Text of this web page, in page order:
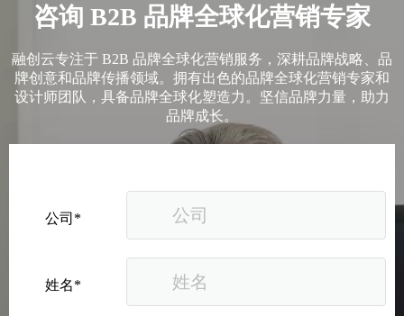
咨询 B2B 品牌全球化营销专家
融创云专注于 B2B 品牌全球化营销服务，深耕品牌战略、品
牌创意和品牌传播领域。拥有出色的品牌全球化营销专家和
设计师团队，具备品牌全球化塑造力。坚信品牌力量，助力
品牌成长。
公司*
姓名*